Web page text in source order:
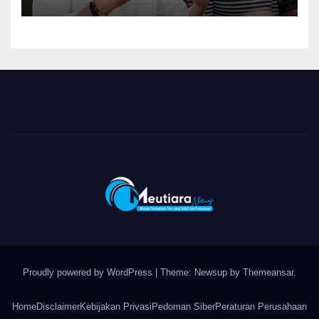
Perundang-undangan
Proudly powered by WordPress Theme: Newsup by Themeansar.
HomeDisclaimerKebijakan Privasi Pedoman SiberPeraturan Perusahaan